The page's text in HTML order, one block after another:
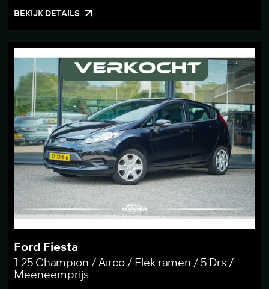
BEKIJK DETAILS
Ford Fiesta
1.25 Champion / Airco / Elek ramen / 5 Drs /
Meeneemprijs